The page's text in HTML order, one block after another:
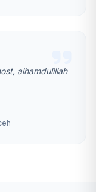
alhamdulillah